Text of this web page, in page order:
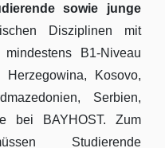
sowie junge
Disziplinen mit
mindestens B1-Niveau
Kosovo,
Serbien,
bei BAYHOST. Zum
Studierende